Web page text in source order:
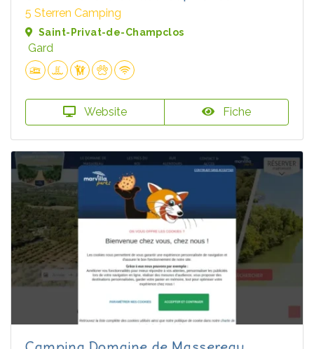
5 Sterren Camping
Saint-Privat-de-Champclos
Gard
Website Fiche